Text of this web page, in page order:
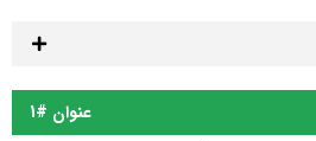
عنوان #1